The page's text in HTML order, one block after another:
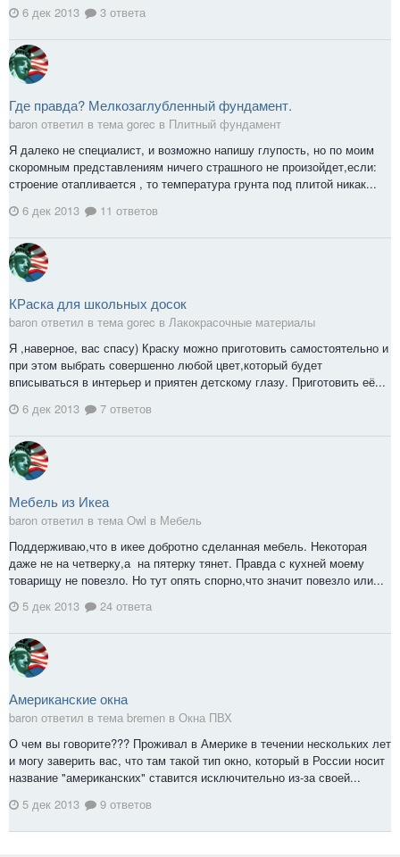
6 дек 2013
3 ответа
Где правда? Мелкозаглубленный фундамент.
baron ответил в тема gorec в Плитный фундамент
Я далеко не специалист, и возможно напишу глупость, но по моим
скоромным представлениям ничего страшного не произойдет,если:
строение отапливается , то температура грунта под плитой никак...
6 дек 2013
11 ответов
КРаска для школьных досок
baron ответил в тема gorec в Лакокрасочные материалы
Я ,наверное, вас спасу) Краску можно приготовить самостоятельно и
при этом выбрать совершенно любой цвет,который будет
вписываться в интерьер и приятен детскому глазу. Приготовить её...
6 дек 2013
7 ответов
Мебель из Икеа
baron ответил в тема Owl в Мебель
Поддерживаю,что в икее добротно сделанная мебель. Некоторая
даже не на четверку,а на пятерку тянет. Правда с кухней моему
товарищу не повезло. Но тут опять спорно,что значит повезло или...
5 дек 2013
24 ответа
Американские окна
baron ответил в тема bremen в Окна ПВХ
О чем вы говорите??? Проживал в Америке в течении нескольких лет
и могу заверить вас, что там такой тип окно, который в России носит
название "американских" ставится исключительно из-за своей...
5 дек 2013
9 ответов